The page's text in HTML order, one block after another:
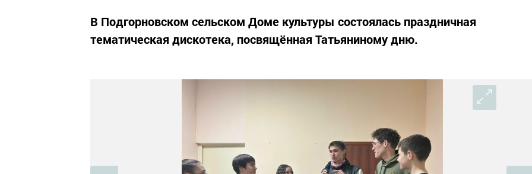
В Подгорновском сельском Доме культуры состоялась праздничная
тематическая дискотека, посвящённая Татьяниному дню.